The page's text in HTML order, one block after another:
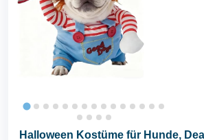
Halloween Kostüme für Hunde,